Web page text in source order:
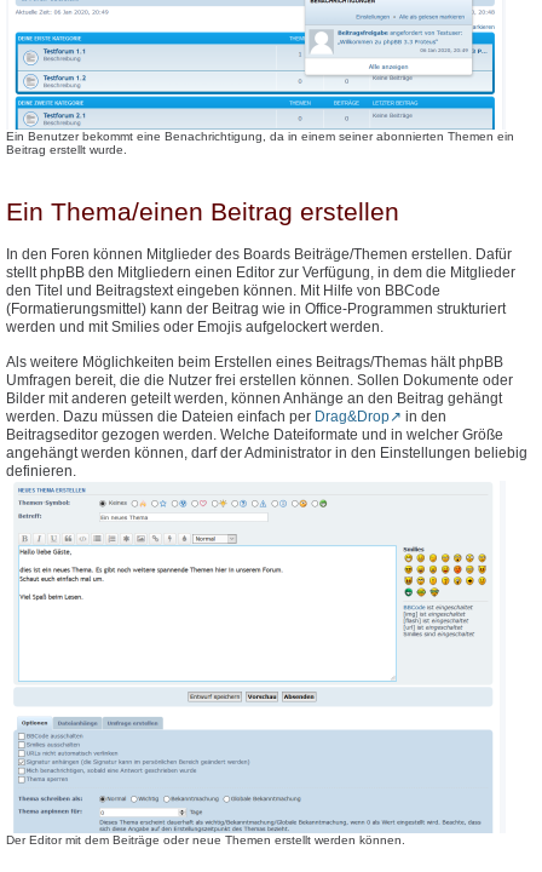
Ein Benutzer bekommt eine Benachrichtigung, da in einem seiner abonnierten Themen ein
Beitrag erstellt wurde.
Ein Thema/einen Beitrag erstellen
In den Foren können Mitglieder des Boards Beiträge/Themen erstellen. Dafür
stellt phpBB den Mitgliedern einen Editor zur Verfügung, in dem die Mitglieder
den Titel und Beitragstext eingeben können. Mit Hilfe von BBCode
(Formatierungsmittel) kann der Beitrag wie in Office-Programmen strukturiert
werden und mit Smilies oder Emojis aufgelockert werden.
Als weitere Möglichkeiten beim Erstellen eines Beitrags/Themas hält phpBB
Umfragen bereit, die die Nutzer frei erstellen können. Sollen Dokumente oder
Bilder mit anderen geteilt werden, können Anhänge an den Beitrag gehängt
werden. Dazu müssen die Dateien einfach per Drag&Drop
in den
Beitragseditor gezogen werden. Welche Dateiformate und in welcher Größe
angehängt werden können, darf der Administrator in den Einstellungen beliebig
definieren.
Der Editor mit dem Beiträge oder neue Themen erstellt werden können.